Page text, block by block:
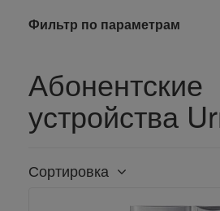
Фильтр по параметрам
Абонентские
устройства
Сортировка